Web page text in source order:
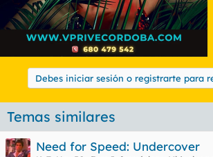
Debes iniciar sesión o registrarte para
Temas similares
Need for Speed: Undercover